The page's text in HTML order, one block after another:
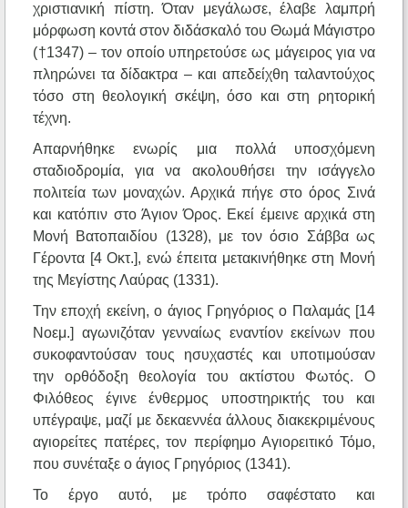
χριστιανική πίστη. Όταν μεγάλωσε, έλαβε λαμπρή
μόρφωση κοντά στον διδάσκαλό του Θωμά Μάγιστρο
(†1347) – τον οποίο υπηρετούσε ως μάγειρος για να
πληρώνει τα δίδακτρα – και απεδείχθη ταλαντούχος
τόσο στη θεολογική σκέψη, όσο και στη ρητορική
τέχνη.
Απαρνήθηκε ενωρίς μια πολλά υποσχόμενη
σταδιοδρομία, για να ακολουθήσει την ισάγγελο
πολιτεία των μοναχών. Αρχικά πήγε στο όρος Σινά
και κατόπιν στο Άγιον Όρος. Εκεί έμεινε αρχικά στη
Μονή Βατοπαιδίου (1328), με τον όσιο Σάββα ως
Γέροντα [4 Οκτ.], ενώ έπειτα μετακινήθηκε στη Μονή
της Μεγίστης Λαύρας (1331).
Την εποχή εκείνη, ο άγιος Γρηγόριος ο Παλαμάς [14
Νοεμ.] αγωνιζόταν γενναίως εναντίον εκείνων που
συκοφαντούσαν τους ησυχαστές και υποτιμούσαν
την ορθόδοξη θεολογία του ακτίστου Φωτός. Ο
Φιλόθεος έγινε ένθερμος υποστηρικτής του και
υπέγραψε, μαζί με δεκαεννέα άλλους διακεκριμένους
αγιορείτες πατέρες, τον περίφημο Αγιορειτικό Τόμο,
που συνέταξε ο άγιος Γρηγόριος (1341).
Το έργο αυτό, με τρόπο σαφέστατο και